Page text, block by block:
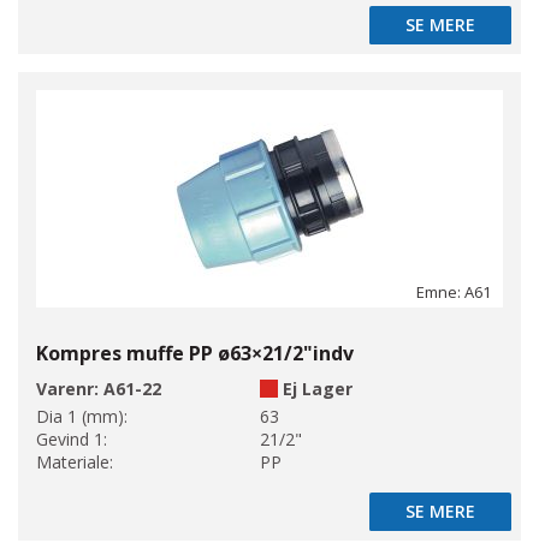
SE MERE
SE MERE
Emne: A61
Kompres muffe PP ø63×21/2"indv
Varenr: A61-22
Ej Lager
Dia 1 (mm):
63
Gevind 1:
21/2"
Materiale:
PP
SE MERE
SE MERE